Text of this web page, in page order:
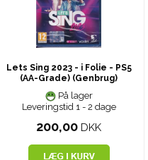
Lets Sing 2023 - i Folie - PS5
(AA-Grade) (Genbrug)
På lager
Leveringstid 1 - 2 dage
200,00 DKK